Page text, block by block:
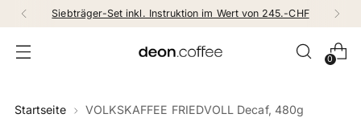
Siebträger-Set inkl. Instruktion im Wert von 245.-CHF
0
Startseite VOLKSKAFFEE FRIEDVOLL Decaf, 480g